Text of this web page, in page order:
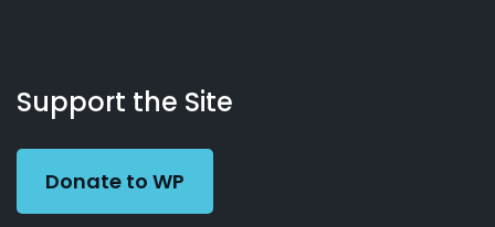
Working
Preacher
Us
Support the Site
Donate to WP